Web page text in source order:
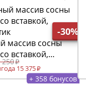
массив сосны
вставкой,